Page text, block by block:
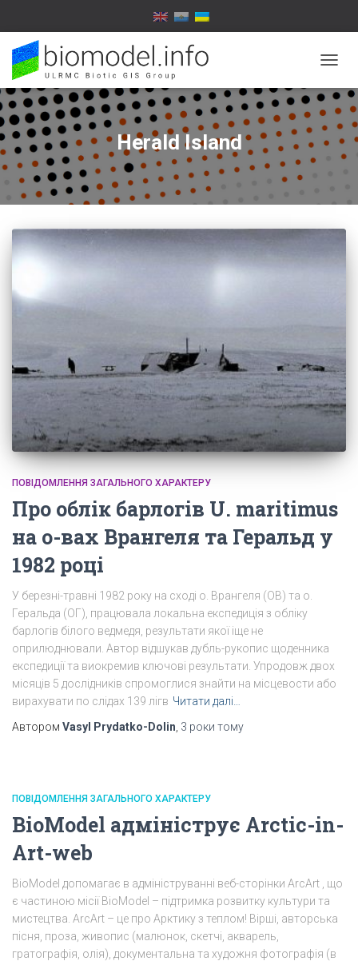
Herald Island
ПОВІДОМЛЕННЯ ЗАГАЛЬНОГО ХАРАКТЕРУ
Про облік барлогів U. maritimus
на о-вах Врангеля та Геральд у
1982 році
У березні-травні 1982 року на сході о. Врангеля (ОВ) та о.
Геральда (ОГ), працювала локальна експедиція з обліку
барлогів білого ведмедя, результати якої іще не
оприлюднювали. Автор відшукав дубль-рукопис щоденника
експедиції та виокремив ключові результати. Упродовж двох
місяців 5 дослідників спромоглися знайти на місцевости або
вирахувати по слідах 139 лігв Читати далі…
Автором Vasyl Prydatko-Dolin 3 роки тому
ПОВІДОМЛЕННЯ ЗАГАЛЬНОГО ХАРАКТЕРУ
BioModel адмініструє Arctic-in-
Art-web
BioModel допомагає в адмініструванні веб-сторінки ArcArt , що
є частиною місії BioModel – підтримка розвитку культури та
мистецтва. ArcArt – це про Арктику з теплом! Вірші, авторська
пісня, проза, живопис (малюнок, скетчі, акварель,
гратографія, олія), документальна та художня фотографія (в